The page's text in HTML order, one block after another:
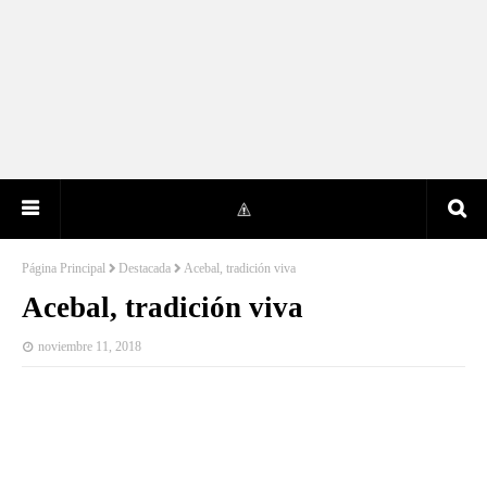
Página Principal Destacada Acebal, tradición viva
Acebal, tradición viva
noviembre 11, 2018